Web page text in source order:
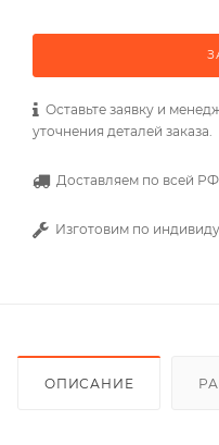
Оставьте заявку и
уточнения деталей заказа.
Доставляем по всей РФ.
Изготовим по
ОПИСАНИЕ